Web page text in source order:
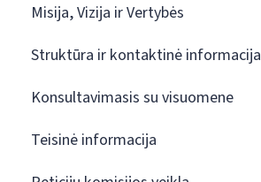
Misija, Vizija ir Vertybės
Struktūra ir kontaktinė informacija
Konsultavimasis su visuomene
Teisinė informacija